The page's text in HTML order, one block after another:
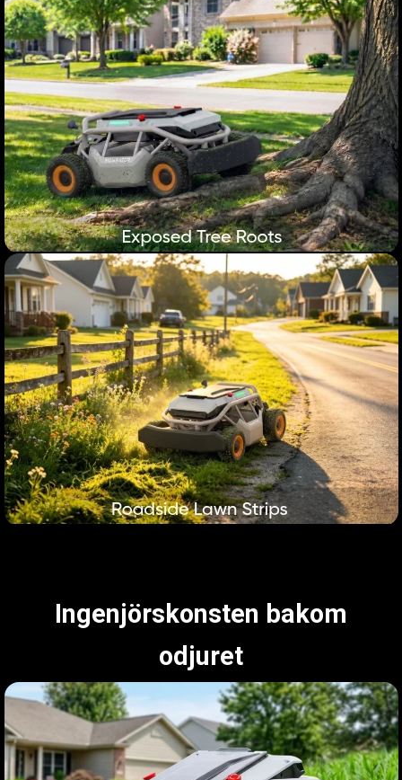
Ingenjörskonsten bakom
odjuret